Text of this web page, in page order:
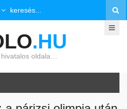
.HU
oldala…